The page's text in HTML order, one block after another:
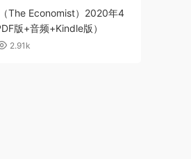
The Economist）2020年4
版+音频+Kindle版）
2.91k